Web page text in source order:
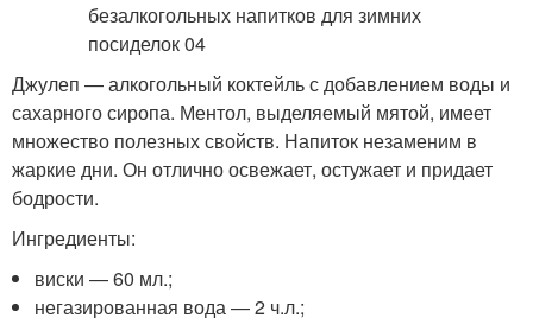
Джулеп — алкогольный коктейль с добавлением воды и
сахарного сиропа. Ментол, выделяемый мятой, имеет
множество полезных свойств. Напиток незаменим в
жаркие дни. Он отлично освежает, остужает и придает
бодрости.
Ингредиенты:
виски — 60 мл.;
негазированная вода — 2 ч.л.;